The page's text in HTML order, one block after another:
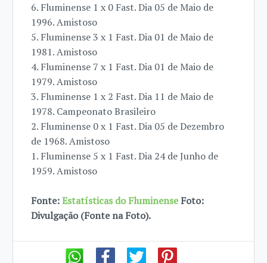
6. Fluminense 1 x 0 Fast. Dia 05 de Maio de
1996. Amistoso
5. Fluminense 3 x 1 Fast. Dia 01 de Maio de
1981. Amistoso
4. Fluminense 7 x 1 Fast. Dia 01 de Maio de
1979. Amistoso
3. Fluminense 1 x 2 Fast. Dia 11 de Maio de
1978. Campeonato Brasileiro
2. Fluminense 0 x 1 Fast. Dia 05 de Dezembro
de 1968. Amistoso
1. Fluminense 5 x 1 Fast. Dia 24 de Junho de
1959. Amistoso
Fonte:Estatísticas do FluminenseFoto:
Divulgação (Fonte na Foto).